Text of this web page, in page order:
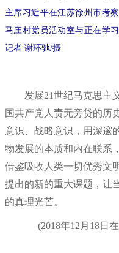
主席习近平在江苏徐州市考
马庄村党员活动室与正在学
记者 谢环驰/摄
发展21世纪马克思主义
国共产党人责无旁贷的历
意识、战略意识，用深邃
物发展的本质和内在联系
借鉴吸收人类一切优秀文
提出的新的重大课题，让
的真理光芒。
(2018年12月18日在